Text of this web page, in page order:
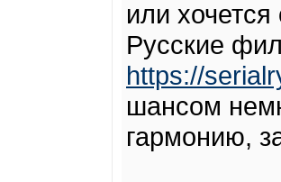
или хочется
Русские
https://
шансом
гармонию,